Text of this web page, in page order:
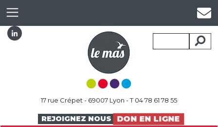
17 rue Crépet - 69007 Lyon - T 04 78 61 78 55
REJOIGNEZ NOUS DON EN LIGNE